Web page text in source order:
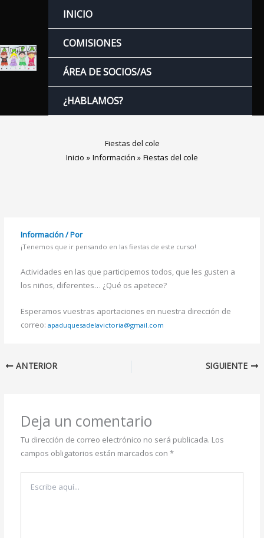
INICIO
COMISIONES
ÁREA DE SOCIOS/AS
¿HABLAMOS?
Fiestas del cole
Inicio
Información Fiestas del cole
Información/ Por
¡Tenemos que ir pensando en las fiestas de este curso!
Actividades en las que participemos todos, que les gusten a
los niños, diferentes… ¿Qué os apetece?
Esperamos vuestras aportaciones en nuestra dirección de
correo: apaduquesadelavictoria@gmail.com
ANTERIOR SIGUIENTE
Deja un comentario
Tu dirección de correo electrónico no será publicada. Los
campos obligatorios están marcados con *
aquí...